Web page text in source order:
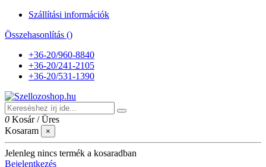
Szállítási információk
Összehasonlítás ()
+36-20/960-8840
+36-20/241-2105
+36-20/531-1390
0 Kosár /Üres
Kosaram
×
Jelenleg nincs termék a kosaradban
Bejelentkezés